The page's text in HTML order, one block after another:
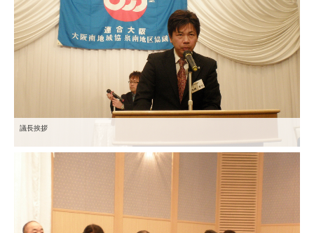
議長挨拶